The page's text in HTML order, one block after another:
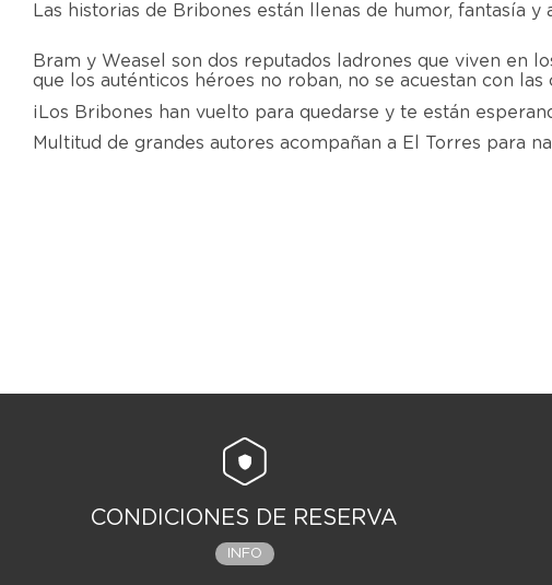
Las historias de Bribones están llenas de humor, fantasía y
Bram y Weasel son dos reputados ladrones que viven en
que los auténticos héroes no roban, no se acuestan con
¡Los Bribones han vuelto para quedarse y te están
Multitud de grandes autores acompañan a El Torres para
CONDICIONES DE RESERVA
INFO